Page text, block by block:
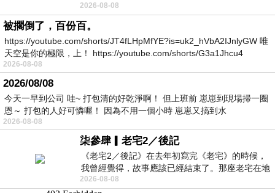
堡市吃晚餐和過夜
2026-08-08
被擱倒了，百份百。
https://youtube.com/shorts/JT4fLHpMfYE?is=uk2_hVbA2IJnlyGW 唯
天空是你的極限，上！ https://youtube.com/shorts/G3a1Jhcu4
2026-08-08
2026/08/08
今天一早到公司 哇~ 打包清的好乾淨啊！ 但上班前 崽崽到現場掃一圈
恩～ 打包的人好可憐喔！ 因為不用一個小時 崽崽又搞到水
2026-08-08
柒參肆▎老宅2／後記
《老宅2／後記》在去年初寫完《老宅》的時候，
我曾經覺得，故事應該已經結束了。那座老宅在地
震中倒塌，七個人終於離開那片黑暗，
2026-08-08